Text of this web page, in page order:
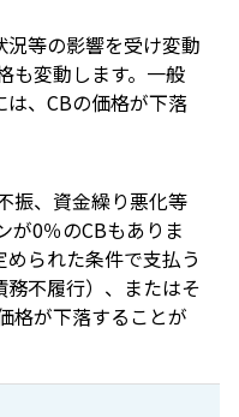
等の影響を受け変動
も変動します。一般
、CBの価格が下落
振、資金繰り悪化等
が0％のCBもありま
られた条件で支払う
不履行）、またはそ
格が下落することが